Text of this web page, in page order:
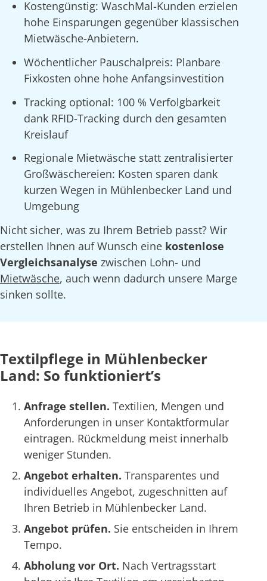
Kostengünstig: WaschMal-Kunden erzielen
hohe Einsparungen gegenüber klassischen
Mietwäsche-Anbietern.
Wöchentlicher Pauschalpreis: Planbare
Fixkosten ohne hohe Anfangsinvestition
Tracking optional: 100 % Verfolgbarkeit
dank RFID-Tracking durch den gesamten
Kreislauf
Regionale Mietwäsche statt zentralisierter
Großwäschereien: Kosten sparen dank
kurzen Wegen in Mühlenbecker Land und
Umgebung
Nicht sicher, was zu Ihrem Betrieb passt? Wir
erstellen Ihnen auf Wunsch eine kostenlose
Vergleichsanalyse zwischen Lohn- und
Mietwäsche, auch wenn dadurch unsere Marge
sinken sollte.
Textilpflege in Mühlenbecker
Land: So funktioniert’s
Anfrage stellen. Textilien, Mengen und
Anforderungen in unser Kontaktformular
eintragen. Rückmeldung meist innerhalb
weniger Stunden.
Angebot erhalten. Transparentes und
individuelles Angebot, zugeschnitten auf
Ihren Betrieb in Mühlenbecker Land.
Angebot prüfen. Sie entscheiden in Ihrem
Tempo.
Abholung vor Ort. Nach Vertragsstart